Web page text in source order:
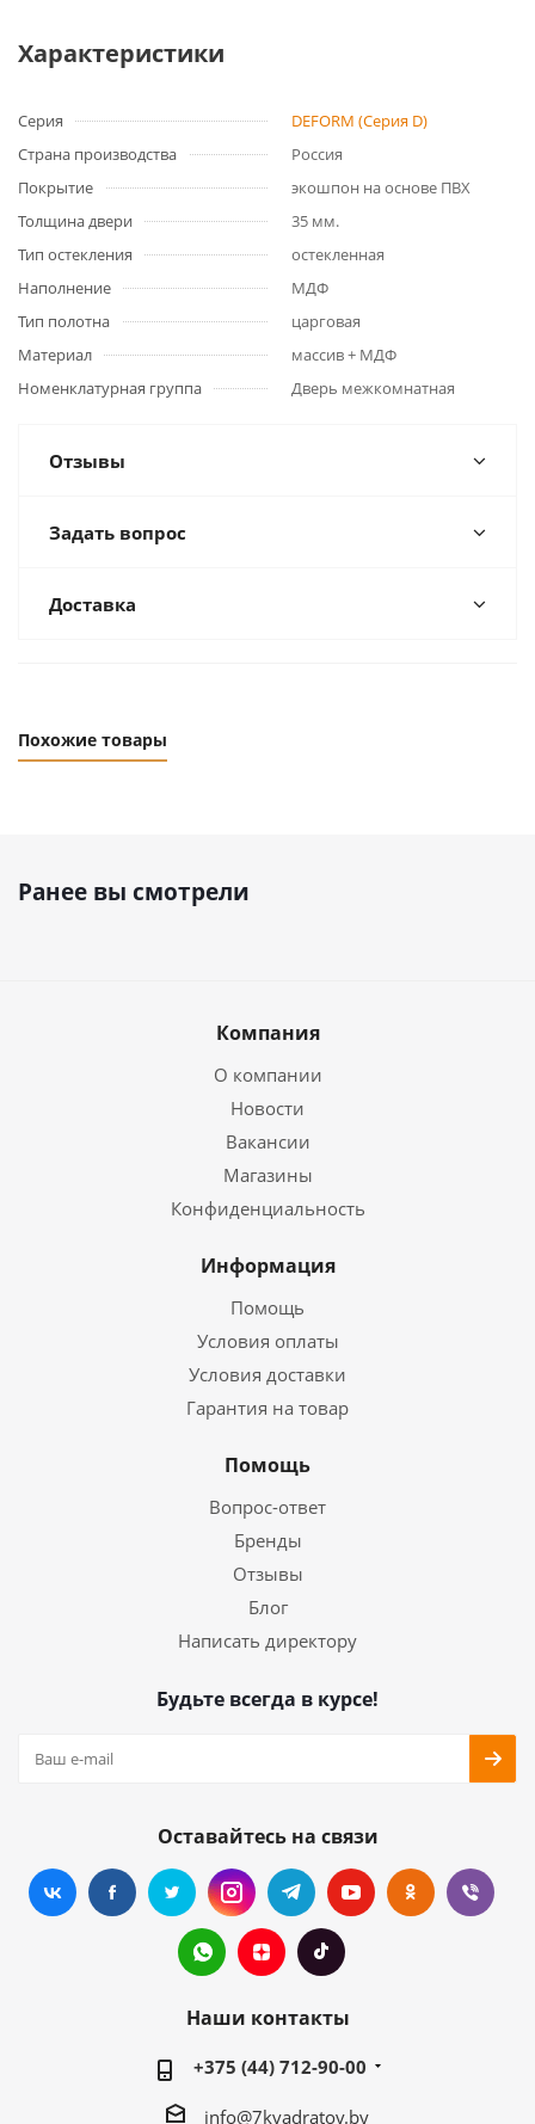
Характеристики
Серия
DEFORM (Серия D)
Страна производства
Россия
Покрытие
экошпон на основе ПВХ
Толщина двери
35 мм.
Тип остекления
остекленная
Наполнение
МДФ
Тип полотна
царговая
Материал
массив + МДФ
Номенклатурная группа
Дверь межкомнатная
Отзывы
Задать вопрос
Доставка
Похожие товары
Ранее вы смотрели
Компания
О компании
Новости
Вакансии
Магазины
Конфиденциальность
Информация
Помощь
Условия оплаты
Условия доставки
Гарантия на товар
Помощь
Вопрос-ответ
Бренды
Отзывы
Блог
Написать директору
Будьте всегда в курсе!
Оставайтесь на связи
Наши контакты
+375 (44) 712-90-00
info@7kvadratov.by